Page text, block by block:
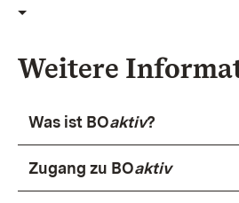
Weitere
Was ist BOaktiv?
Zugang zu BOaktiv